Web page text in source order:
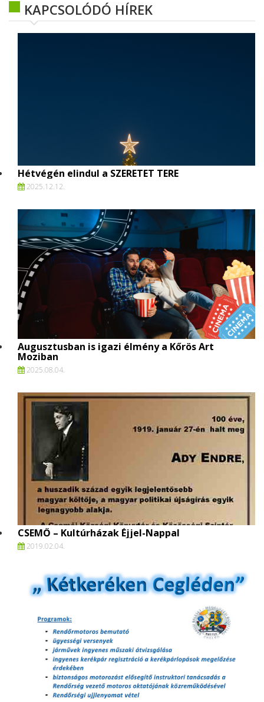
KAPCSOLÓDÓ HÍREK
Hétvégén elindul a SZERETET TERE
2025.12.12.
Augusztusban is igazi élmény a Kőrös Art
Moziban
2025.08.04.
CSEMŐ – Kultúrházak Éjjel-Nappal
2019.02.04.